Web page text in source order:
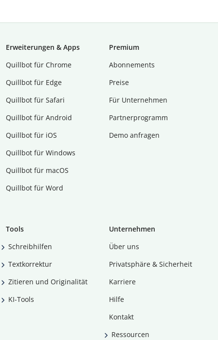
Erweiterungen & Apps
Quillbot für Chrome
Quillbot für Edge
Quillbot für Safari
Quillbot für Android
Quillbot für iOS
Quillbot für Windows
Quillbot für macOS
Quillbot für Word
Premium
Abon­ne­ments
Preise
Für Unternehmen
Partnerprogramm
Demo anfragen
Tools
Schreibhilfen
Textkorrektur
Zitieren und Originalität
KI-Tools
Unternehmen
Über uns
Privatsphäre & Sicherheit
Karriere
Hilfe
Kontakt
Ressourcen